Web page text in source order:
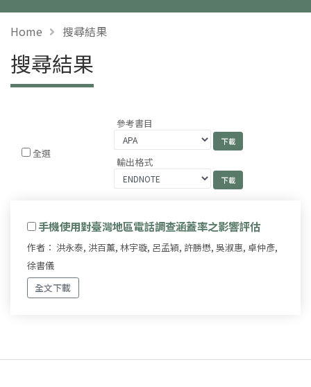
Home 搜尋結果
搜尋結果
全選
參考書目
輸出格式
手機使用對臺灣地區電話調查涵蓋率之影響評估
作者： 洪永泰, 洪百薰, 林宇璇, 呂孟穎, 許勝懋, 吳淑惠, 卓仲彥,
徐書儀
全文下載